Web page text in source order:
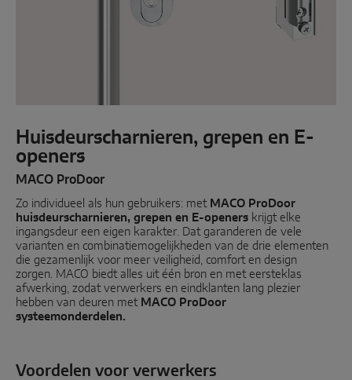
DEUROPLOSSINGEN
Instinct by MACO
MACO Protect M-TS
MACO Protect A-TS
Krukbediend
Cilinderbediend
Huisdeurscharnieren, grepen en E-
openers
MACO ProDoor
Zo individueel als hun gebruikers: met MACO ProDoor
huisdeurscharnieren, grepen en E-openers krijgt elke
ingangsdeur een eigen karakter. Dat garanderen de vele
varianten en combinatiemogelijkheden van de drie elementen
die gezamenlijk voor meer veiligheid, comfort en design
zorgen. MACO biedt alles uit één bron en met eersteklas
afwerking, zodat verwerkers en eindklanten lang plezier
hebben van deuren met MACO ProDoor
systeemonderdelen.
Voordelen voor verwerkers